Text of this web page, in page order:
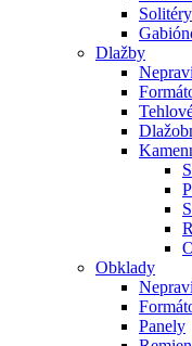
Solitéry
Dlažby
Obklady
Panely